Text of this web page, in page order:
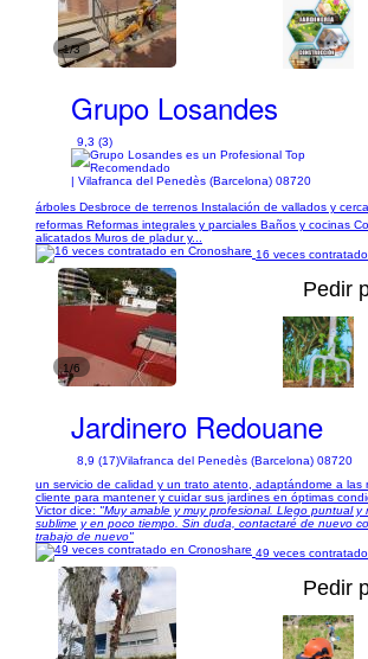
1/3
Grupo Losandes
9,3 (3)
| Vilafranca del Penedès (Barcelona) 08720
árboles Desbroce de terrenos Instalación de vallados y
reformas Reformas integrales y parciales Baños y cocinas
alicatados Muros de pladur y...
16 veces
1/6
Pedir
Jardinero Redouane
8,9 (17)Vilafranca del Penedès (Barcelona) 08720
un servicio de calidad y un trato atento, adaptándome a las
cliente para mantener y cuidar sus jardines en óptimas
Victor dice: "Muy amable y muy profesional. Llego puntual y
sublime y en poco tiempo. Sin duda, contactaré de nuevo
trabajo de nuevo"
49 veces
Pedir